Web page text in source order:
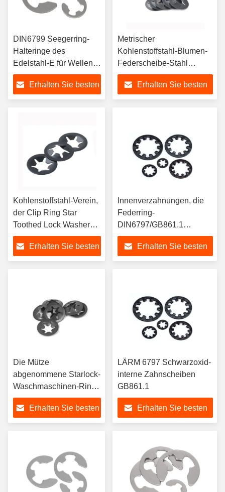
DIN6799 Seegerring-
Halteringe des
Edelstahl-E für Wellen-
E-Clip-Federring
Erhalten Sie besten
Metrischer
Kohlenstoffstahl-Blumen-
Federscheibe-Stahl
ringsum Starlock-
Waschmaschine
Erhalten Sie besten
Kohlenstoffstahl-Verein,
der Clip Ring Star
Toothed Lock Washer
behält Starlock-
Waschmaschine für
Welle trägt
Erhalten Sie besten
Innenverzahnungen, die
Federring-
DIN6797/GB861.1
Federscheiben behalten
Erhalten Sie besten
Die Mütze
abgenommene Starlock-
Waschmaschinen-Ring-
Halter-Hauben-
Bronzekappe intern für
Welle
Erhalten Sie besten
LÄRM 6797 Schwarzoxid-
interne Zahnscheiben
GB861.1
Erhalten Sie besten